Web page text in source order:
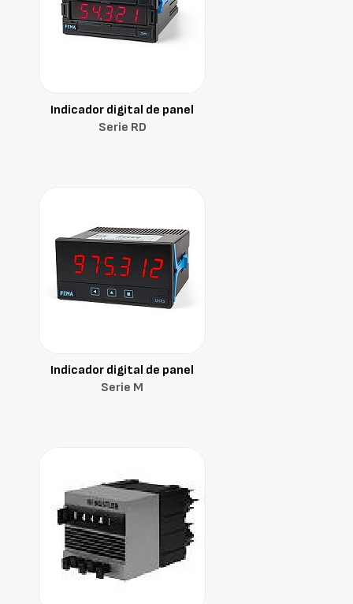
Indicador digital de panel
Serie RD
Indicador digital de panel
Serie M